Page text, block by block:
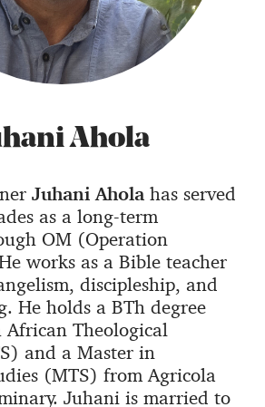
Ahola
Juhani Ahola has served
as a long-term
OM (Operation
works as a Bible teacher
discipleship, and
He holds a BTh degree
Theological
and a Master in
(MTS) from Agricola
Juhani is married to